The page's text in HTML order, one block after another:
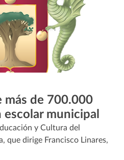
más de 700.000
municipal
y Cultura del
que dirige Francisco Linares,